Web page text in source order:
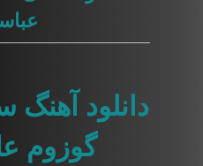
دانلود آهنگ
گوزوم